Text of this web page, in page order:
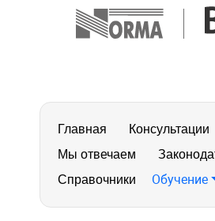
Главная Консультации
Мы отвечаем
Справочники Обучение